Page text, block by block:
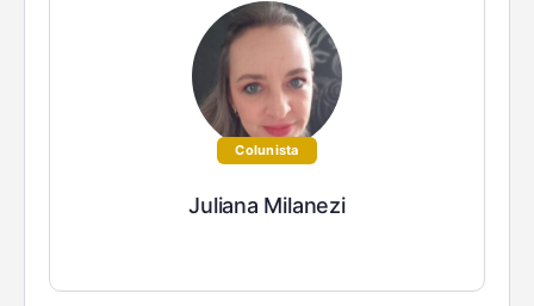
Colunista
Juliana Milanezi